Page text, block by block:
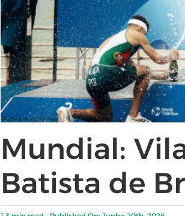
Mundial:
Batista de